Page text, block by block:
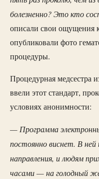
болезненно?Это кто
описали свои ощущения
опубликовали фото
процедуры.
Процедурная медсестра
ввели этот стандарт,
условиях анонимности:
— Программа
постоянно виснет. В
направления, и людям
часами — на голодный